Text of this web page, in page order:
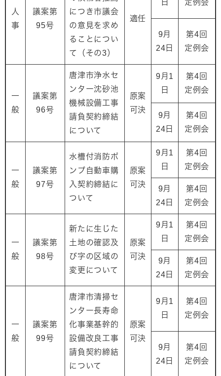
人
事
議案第
95号
につき市議会
の意見を求め
ることについ
て（その3）
適任
日 定例会
9月
24日
第4回
定例会
一
般
議案第
96号
唐津市浄水セ
ンター沈砂池
機械設備工事
請負契約締結
について
原案
可決
9月1
日
第4回
定例会
9月
24日
第4回
定例会
一
般
議案第
97号
水槽付消防ポ
ンプ自動車購
入契約締結に
ついて
原案
可決
9月1
日
第4回
定例会
9月
24日
第4回
定例会
一
般
議案第
98号
新たに生じた
土地の確認及
び字の区域の
変更について
原案
可決
9月1
日
第4回
定例会
9月
24日
第4回
定例会
一
般
議案第
99号
唐津市清掃セ
ンター長寿命
化事業基幹的
設備改良工事
請負契約締結
について
原案
可決
9月1
日
第4回
定例会
9月
24日
第4回
定例会